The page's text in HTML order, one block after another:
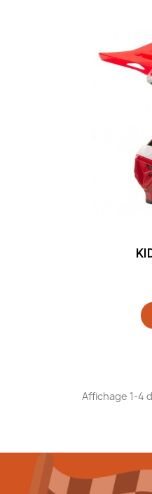
Affichage 1-4